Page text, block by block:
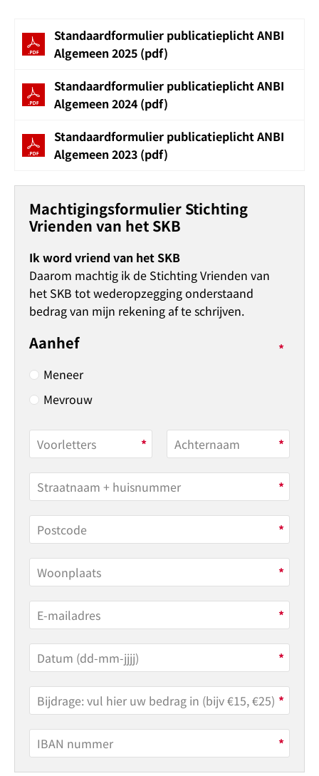
Standaardformulier publicatieplicht ANBI
Algemeen 2025 (pdf)
Standaardformulier publicatieplicht ANBI
Algemeen 2024 (pdf)
Standaardformulier publicatieplicht ANBI
Algemeen 2023 (pdf)
Machtigingsformulier Stichting
Vrienden van het SKB
Ik word vriend van het SKB
Daarom machtig ik de Stichting Vrienden van
het SKB tot wederopzegging onderstaand
bedrag van mijn rekening af te schrijven.
Aanhef
Meneer
Mevrouw